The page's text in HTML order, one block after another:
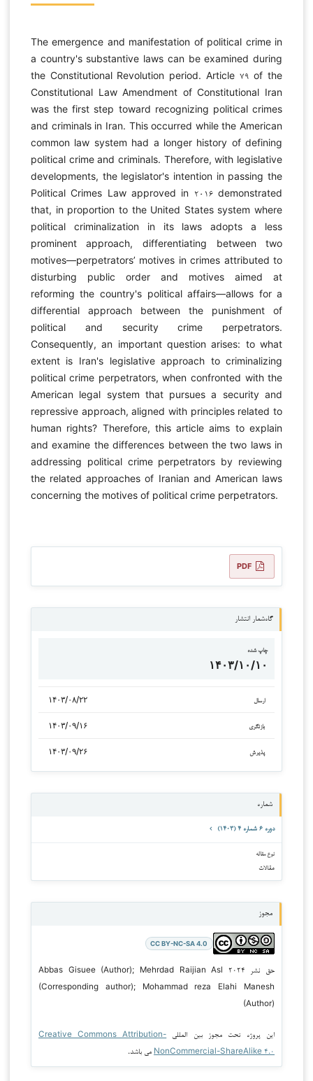
The emergence and manifestation of political crime in
a country's substantive laws can be examined during
the Constitutional Revolution period. Article ۷۹ of the
Constitutional Law Amendment of Constitutional Iran
was the first step toward recognizing political crimes
and criminals in Iran. This occurred while the American
common law system had a longer history of defining
political crime and criminals. Therefore, with legislative
developments, the legislator's intention in passing the
Political Crimes Law approved in ۲۰۱۶ demonstrated
that, in proportion to the United States system where
political criminalization in its laws adopts a less
prominent approach, differentiating between two
motives—perpetrators’ motives in crimes attributed to
disturbing public order and motives aimed at
reforming the country's political affairs—allows for a
differential approach between the punishment of
political and security crime perpetrators.
Consequently, an important question arises: to what
extent is Iran's legislative approach to criminalizing
political crime perpetrators, when confronted with the
American legal system that pursues a security and
repressive approach, aligned with principles related to
human rights? Therefore, this article aims to explain
and examine the differences between the two laws in
addressing political crime perpetrators by reviewing
the related approaches of Iranian and American laws
concerning the motives of political crime perpetrators.
PDF
گاه‌شمار انتشار
چاپ شده
۱۴۰۳/۱۰/۱۰
ارسال ۱۴۰۳/۰۸/۲۲
بازنگری ۱۴۰۳/۰۹/۱۶
پذیرش ۱۴۰۳/۰۹/۲۶
شماره
دوره ۶ شماره ۴ (۱۴۰۳)
نوع مقاله
مقالات
مجوز
CC BY-NC-SA 4.0
حق نشر ۲۰۲۴ Abbas Gisuee (Author); Mehrdad Raijian Asl
(Corresponding author); Mohammad reza Elahi Manesh
(Author)
این پروژه تحت مجوز بین المللی Creative Commons Attribution-
NonCommercial-ShareAlike ۴.۰ می باشد.